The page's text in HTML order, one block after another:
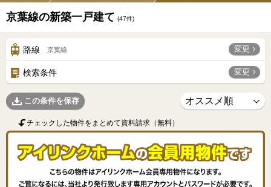
京葉線の新築一戸建て (47件)
路線 京葉線 変更
検索条件 変更
この条件を保存
チェックした物件をまとめて資料請求（無料）